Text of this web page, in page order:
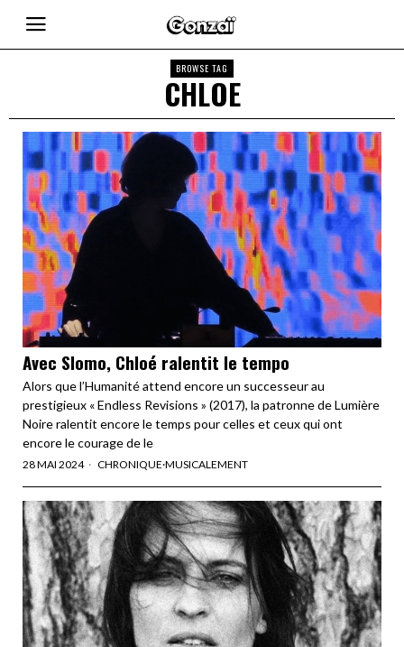
BROWSE TAG
CHLOE
Avec Slomo, Chloé ralentit le tempo
Alors que l’Humanité attend encore un successeur au
prestigieux « Endless Revisions » (2017), la patronne de Lumière
Noire ralentit encore le temps pour celles et ceux qui ont
encore le courage de le
28 MAI 2024 CHRONIQUE·MUSICALEMENT